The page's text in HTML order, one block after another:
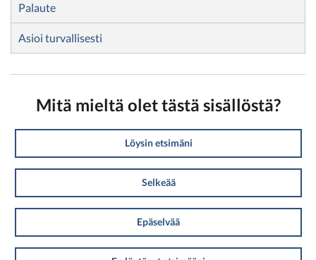
Palaute
Asioi turvallisesti
Mitä mieltä olet tästä sisällöstä?
Löysin etsimäni
Selkeää
Epäselvää